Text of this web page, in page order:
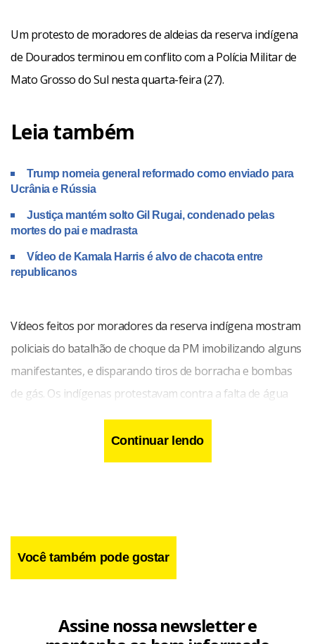
Um protesto de moradores de aldeias da reserva indígena
de Dourados terminou em conflito com a Polícia Militar de
Mato Grosso do Sul nesta quarta-feira (27).
Leia também
Trump nomeia general reformado como enviado para
Ucrânia e Rússia
Justiça mantém solto Gil Rugai, condenado pelas
mortes do pai e madrasta
Vídeo de Kamala Harris é alvo de chacota entre
republicanos
Vídeos feitos por moradores da reserva indígena mostram
policiais do batalhão de choque da PM imobilizando alguns
manifestantes, e disparando tiros de borracha e bombas
de gás. Os indígenas protestavam contra a falta de água
nas aldeias Bororó e Jaguapiru, as duas maiores da
Continuar lendo
Você também pode gostar
Assine nossa newsletter e